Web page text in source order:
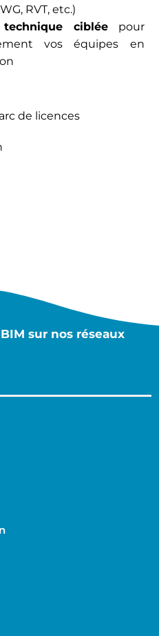
RVT, etc.)
technique cibléepour
vos équipes en
de licences
sur nos réseaux